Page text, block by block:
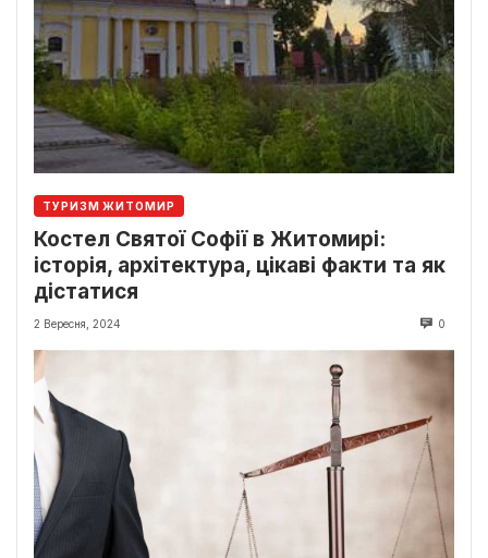
ТУРИЗМ ЖИТОМИР
Костел Святої Софії в Житомирі:
історія, архітектура, цікаві факти та як
дістатися
2 Вересня, 2024 0